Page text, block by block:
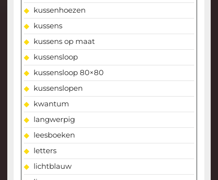
kussenhoezen
kussens
kussens op maat
kussensloop
kussensloop 80×80
kussenslopen
kwantum
langwerpig
leesboeken
letters
lichtblauw